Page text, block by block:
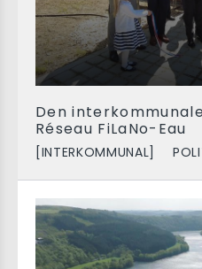
Den
Réseau FiLaNo-Eau
[INTERKOMMUNAL]